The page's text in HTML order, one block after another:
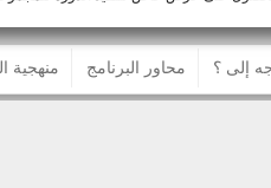
إلى ؟ محاور البرنامج منهجية